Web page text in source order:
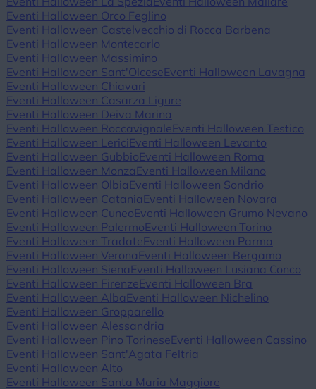
Eventi Halloween Orco Feglino
Eventi Halloween Castelvecchio di Rocca Barbena
Eventi Halloween Montecarlo
Eventi Halloween Massimino
Eventi Halloween Sant'OlceseEventi Halloween Lavagna
Eventi Halloween Chiavari
Eventi Halloween Casarza Ligure
Eventi Halloween Deiva Marina
Eventi Halloween RoccavignaleEventi Halloween Testico
Eventi Halloween LericiEventi Halloween Levanto
Eventi Halloween GubbioEventi Halloween Roma
Eventi Halloween Monza Eventi Halloween Milano
Eventi Halloween Olbia Eventi Halloween Sondrio
Eventi Halloween Catania Eventi Halloween Novara
Eventi Halloween CuneoEventi Halloween Grumo Nevano
Eventi Halloween PalermoEventi Halloween Torino
Eventi Halloween TradateEventi Halloween Parma
Eventi Halloween Verona Eventi Halloween Bergamo
Eventi Halloween Siena Eventi Halloween Lusiana Conco
Eventi Halloween FirenzeEventi Halloween Bra
Eventi Halloween Alba Eventi Halloween Nichelino
Eventi Halloween Gropparello
Eventi Halloween Alessandria
Eventi Halloween Pino TorineseEventi Halloween Cassino
Eventi Halloween Sant'Agata Feltria
Eventi Halloween Alto
Eventi Halloween Santa Maria Maggiore